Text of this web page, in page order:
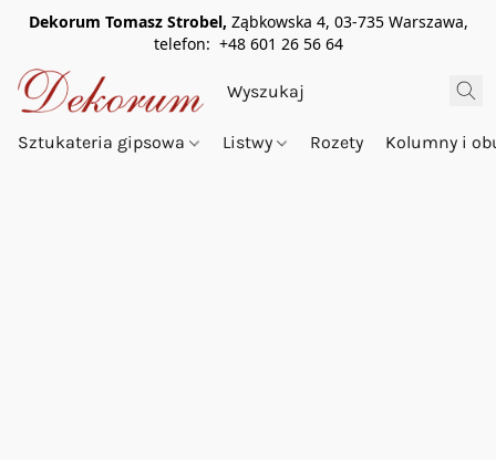
Dekorum Tomasz Strobel, Ząbkowska 4, 03-735 Warszawa,
telefon: +48 601 26 56 64
Sztukateria gipsowa Listwy Rozety Kolumny i